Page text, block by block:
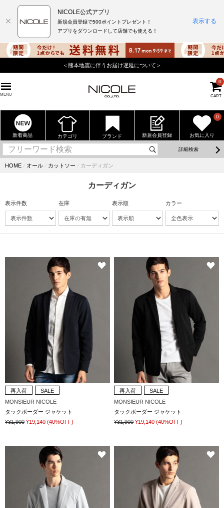
＜熊本地震に伴うお届け遅延について＞
MENU CART
0
新着商品 カテゴリ ブランド 新規会員登録 お気に入り
0
詳細検索
HOME ⁄ オール ⁄ カットソー ⁄ カーディガン
カーディガン
表示件数 在庫 表示順 カラー
再入荷
SALE
MONSIEUR NICOLE
タックボーダー ジャケット
¥31,900 ¥19,140 (40%OFF)
再入荷
SALE
MONSIEUR NICOLE
タックボーダー ジャケット
¥31,900 ¥19,140 (40%OFF)
NICOLE公式アプリ
新規会員登録で500ポイントプレゼント！
アプリをダウンロードして店舗でも使える！
表示する